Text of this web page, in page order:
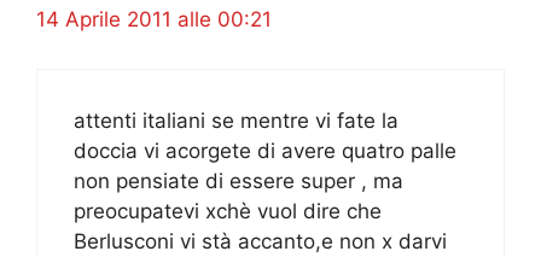
14 Aprile 2011 alle 00:21
attenti italiani se mentre vi fate la
doccia vi acorgete di avere quatro palle
non pensiate di essere super , ma
preocupatevi xchè vuol dire che
Berlusconi vi stà accanto,e non x darvi